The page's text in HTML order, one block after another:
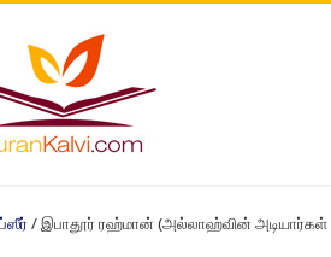
/ இபாதூர் ரஹ்மான் (அல்லாஹ்வின் அடியார்கள்